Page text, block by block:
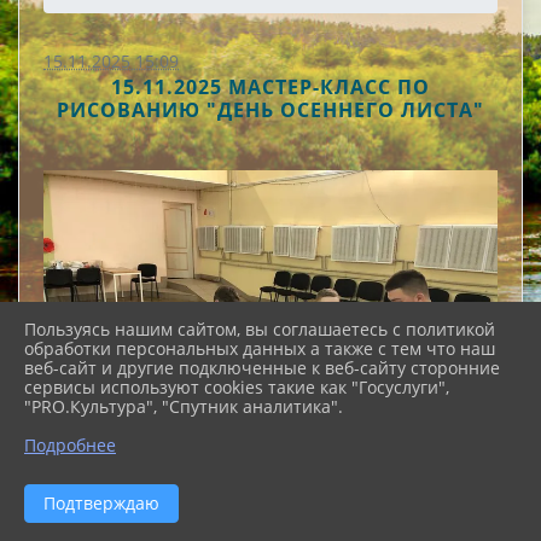
15.11.2025 15:09
15.11.2025 МАСТЕР-КЛАСС ПО
РИСОВАНИЮ "ДЕНЬ ОСЕННЕГО ЛИСТА"
Пользуясь нашим сайтом, вы соглашаетесь с политикой
обработки персональных данных а также с тем что наш
веб-сайт и другие подключенные к веб-сайту сторонние
сервисы используют cookies такие как "Госуслуги",
"PRO.Культура", "Спутник аналитика".
Подробнее
Подтверждаю